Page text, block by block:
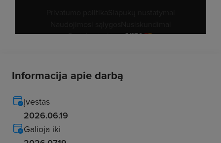
Informacija apie darbą
Įvestas
2026.06.19
Galioja iki